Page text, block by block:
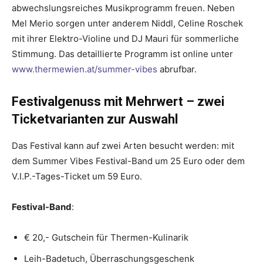
abwechslungsreiches Musikprogramm freuen. Neben
Mel Merio sorgen unter anderem Niddl, Celine Roschek
mit ihrer Elektro-Violine und DJ Mauri für sommerliche
Stimmung. Das detaillierte Programm ist online unter
www.thermewien.at/summer-vibes abrufbar.
Festivalgenuss mit Mehrwert – zwei
Ticketvarianten zur Auswahl
Das Festival kann auf zwei Arten besucht werden: mit
dem Summer Vibes Festival-Band um 25 Euro oder dem
V.I.P.-Tages-Ticket um 59 Euro.
Festival-Band:
€ 20,- Gutschein für Thermen-Kulinarik
Leih-Badetuch, Überraschungsgeschenk